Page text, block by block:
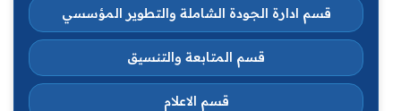
قسم ادارة الجودة الشاملة والتطوير المؤسسي
قسم المتابعة والتنسيق
قسم الاعلام